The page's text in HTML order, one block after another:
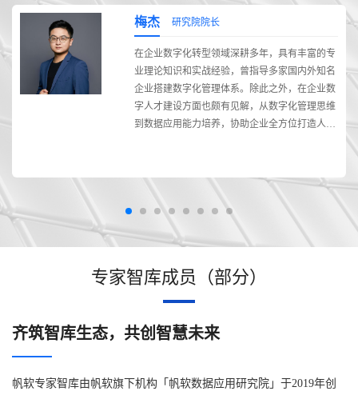
梅杰 研究院院长
在企业数字化转型领域深耕多年，具有丰富的专
业理论知识和实战经验，曾指导多家国内外知名
企业搭建数字化管理体系。除此之外，在企业数
字人才建设方面也颇有见解，从数字化管理思维
到数据应用能力培养，协助企业全方位打造人才
专家智库成员（部分）
齐筑智库生态，共创智慧未来
帆软专家智库由帆软旗下机构「帆软数据应用研究院」于2019年创